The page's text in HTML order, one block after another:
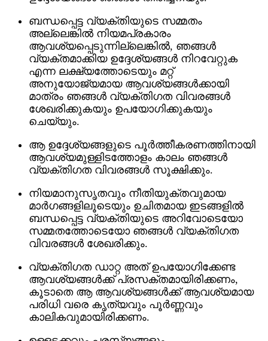
ബന്ധപ്പെട്ട വ്യക്തിയുടെ സമ്മതം
അല്ലെങ്കിൽ നിയമപ്രകാരം
ആവശ്യപ്പെടുന്നില്ലെങ്കിൽ, ഞങ്ങൾ
വ്യക്തമാക്കിയ ഉദ്ദേശ്യങ്ങൾ നിറവേറ്റുക
എന്ന ലക്ഷ്യത്തോടെയും മറ്റ്
അനുയോജ്യമായ ആവശ്യങ്ങൾക്കായി
മാത്രം ഞങ്ങൾ വ്യക്തിഗത വിവരങ്ങൾ
ശേഖരിക്കുകയും ഉപയോഗിക്കുകയും
ചെയ്യും.
ആ ഉദ്ദേശ്യങ്ങളുടെ പൂർത്തീകരണത്തിനായി
ആവശ്യമുള്ളിടത്തോളം കാലം ഞങ്ങൾ
വ്യക്തിഗത വിവരങ്ങൾ സൂക്ഷിക്കും.
നിയമാനുസൃതവും നീതിയുക്തവുമായ
മാർഗങ്ങളിലൂടെയും ഉചിതമായ ഇടങ്ങളിൽ
ബന്ധപ്പെട്ട വ്യക്തിയുടെ അറിവോടെയോ
സമ്മതത്തോടെയോ ഞങ്ങൾ വ്യക്തിഗത
വിവരങ്ങൾ ശേഖരിക്കും.
വ്യക്തിഗത ഡാറ്റ അത് ഉപയോഗിക്കേണ്ട
ആവശ്യങ്ങൾക്ക് പ്രസക്തമായിരിക്കണം,
കൂടാതെ ആ ആവശ്യങ്ങൾക്ക് ആവശ്യമായ
പരിധി വരെ കൃത്യവും പൂർണ്ണവും
കാലികവുമായിരിക്കണം.